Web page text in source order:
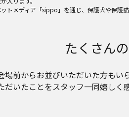
メディア「sippo」を通じ、保護犬や保護
たくさん
前からお並びいただいた方もい
いたことをスタッフ一同嬉しく